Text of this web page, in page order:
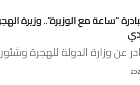
“ساعة مع الوزيرة”.. وزيرة
عن وزارة الدولة للهجرة